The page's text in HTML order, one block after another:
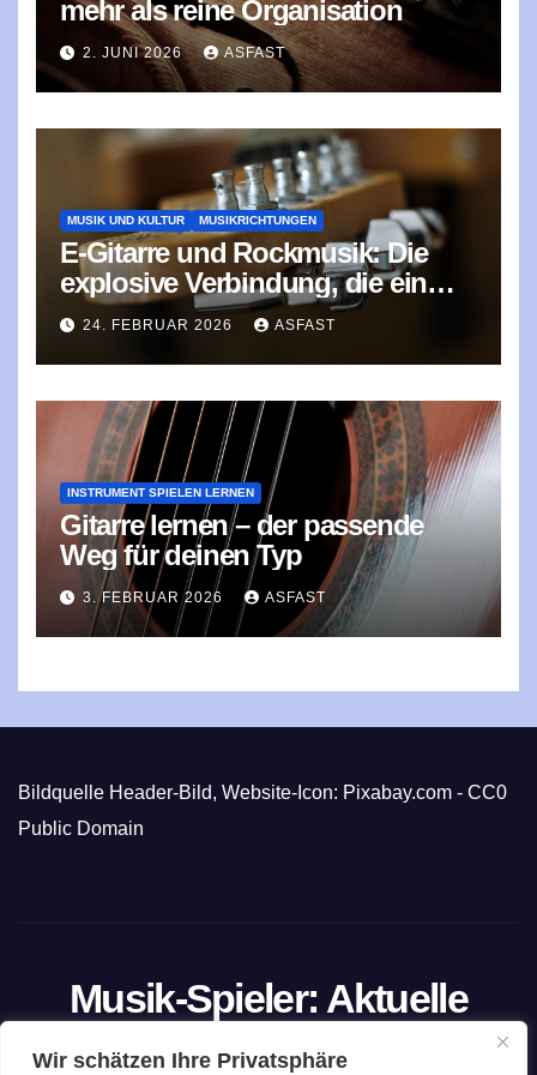
Wir schätzen Ihre Privatsphäre
mehr als reine Organisation
2. JUNI 2026 ASFAST
MUSIK UND KULTUR MUSIKRICHTUNGEN
E‑Gitarre und Rockmusik: Die
explosive Verbindung, die ein
Genre prägte
24. FEBRUAR 2026 ASFAST
INSTRUMENT SPIELEN LERNEN
Gitarre lernen – der passende
Weg für deinen Typ
3. FEBRUAR 2026 ASFAST
Bildquelle Header-Bild, Website-Icon: Pixabay.com - CC0
Public Domain
Musik-Spieler: Aktuelle
Trends und exklusive